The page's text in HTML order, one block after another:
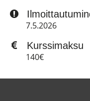
7.5.2026
Kurssimaksu
140€